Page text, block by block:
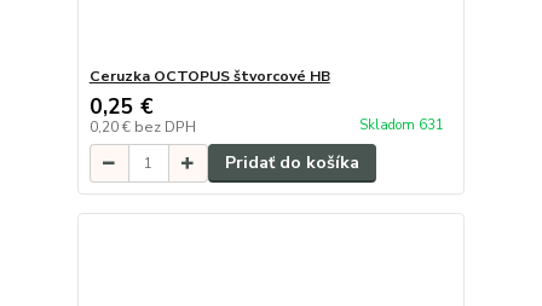
Ceruzka OCTOPUS štvorcové HB
0,25 €
0,20 € bez DPH Skladom 631
Pridať do košíka